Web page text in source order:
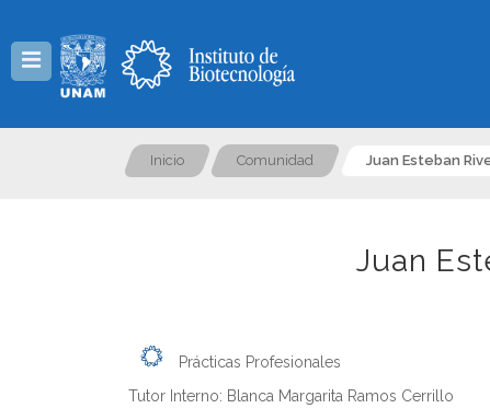
Inicio Comunidad Juan Esteban
Juan
Prácticas Profesionales
Tutor Interno: Blanca Margarita Ramos Cerrillo